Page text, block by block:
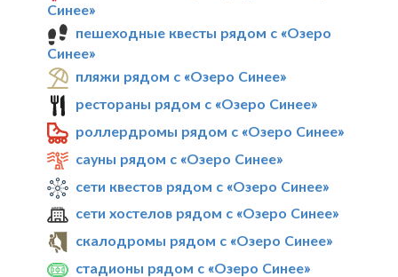
Синее»
пешеходные квесты рядом с «Озеро
Синее»
пляжи рядом с «Озеро Синее»
рестораны рядом с «Озеро Синее»
роллердромы рядом с «Озеро Синее»
сауны рядом с «Озеро Синее»
сети квестов рядом с «Озеро Синее»
сети хостелов рядом с «Озеро Синее»
скалодромы рядом с «Озеро Синее»
стадионы рядом с «Озеро Синее»